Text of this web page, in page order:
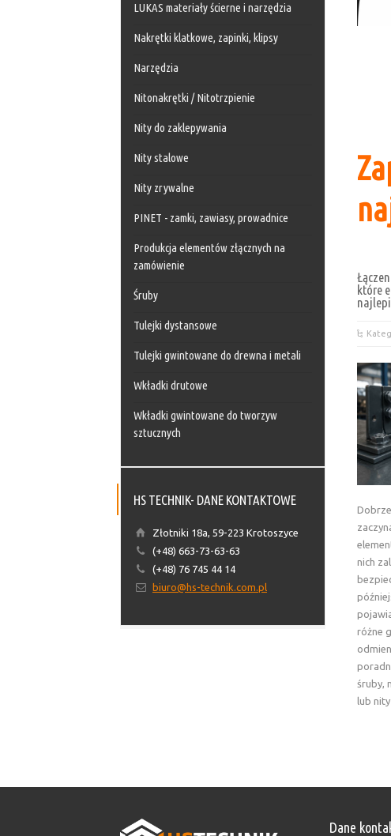
które
nich
różne
śruby,
lub
LUKAS materiały ścierne i narzędzia
Nakrętki klatkowe, zapinki, klipsy
Narzędzia
Nitonakrętki / Nitotrzpienie
Nity do zaklepywania
Nity stalowe
Nity zrywalne
PINET - zamki, zawiasy, prowadnice
Produkcja elementów złącznych na
zamówienie
Śruby
Tulejki dystansowe
Tulejki gwintowane do drewna i metali
Wkładki drutowe
Wkładki gwintowane do tworzyw
sztucznych
HS TECHNIK- DANE KONTAKTOWE
Złotniki 18a, 59-223 Krotoszyce
(+48) 663-73-63-63
(+48) 76 745 44 14
biuro@hs-technik.com.pl
Dane